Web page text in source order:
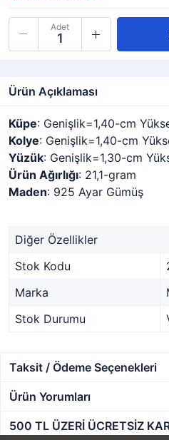
Adet
Ürün Açıklaması
Küpe: Genişlik=1,40-cm
Kolye: Genişlik=1,40-cm
Yüzük: Genişlik=1,30-cm
Ürün Ağırlığı: 21,1-gram
Maden: 925 Ayar Gümüş
Diğer Özellikler
Stok Kodu
Marka
Stok Durumu
Taksit / Ödeme Seçenekleri
Ürün Yorumları
500 TL ÜZERİ ÜCRETSİZ